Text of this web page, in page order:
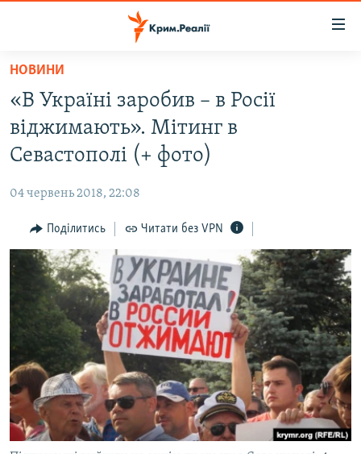
Перейти
основного
матеріалу
Перейти
до
основної
навігації
Перейти
до
пошуку
ВОДА.КРИМ
ВІДЕО ТА ФОТО
БЛОГИ
ПОГЛЯД
ІНТЕРВ'Ю
ВСЕ ЗА ДЕНЬ
СПЕЦПРОЕКТИ
ДЕПОРТАЦІЯ
ВІДЕОУРОКИ «ELIFBE»
СВІДЧЕННЯ ОКУПАЦІЇ
УКРАЇНСЬКА ПРОБЛЕМА КРИМУ
ЯК ОБІЙТИ БЛОКУВАННЯ
Русский
Qırımtatar
НОВИНИ
«В Україні заробив – в Росії
віджимають». Мітинг в
Севастополі (+ фото)
04 червень 2018, 22:08
Поділитись Читати без VPN